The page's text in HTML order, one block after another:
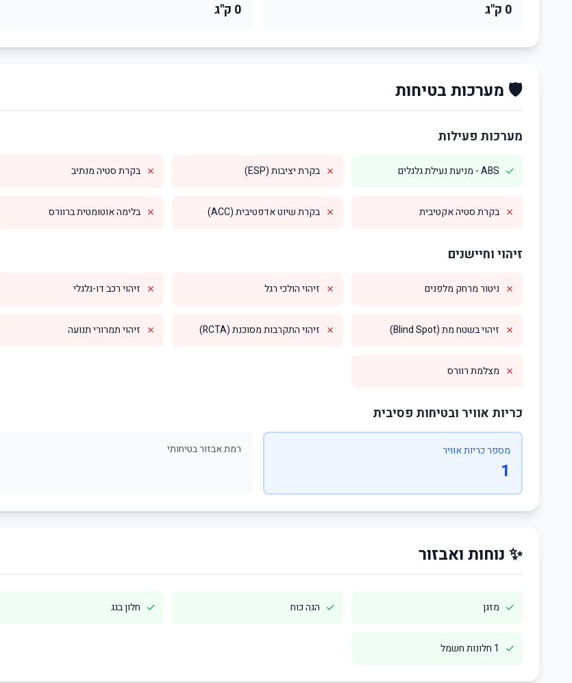
0 ק"ג 0 ק"ג
🛡️ מערכות בטיחות
מערכות פעילות
✓ ABS - מניעת נעילת גלגלים ✗ בקרת יציבות (ESP) ✗ בקרת סטיה מנתיב
✗ בקרת סטיה אקטיבית ✗ בקרת שיוט אדפטיבית (ACC) ✗ בלימה אוטומטית ברוורס
זיהוי וחיישנים
✗ ניטור מרחק מלפנים ✗ זיהוי הולכי רגל ✗ זיהוי רכב דו-גלגלי
✗ זיהוי בשטח מת (Blind Spot) ✗ זיהוי התקרבות מסוכנת (RCTA) ✗ זיהוי תמרורי תנועה
✗ מצלמת רוורס
כריות אוויר ובטיחות פסיבית
מספר כריות אוויר
1
רמת אבזור בטיחותי
✨ נוחות ואבזור
✓ מזגן ✓ הגה כוח ✓ חלון בגג
✓ 1 חלונות חשמל